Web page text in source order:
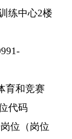
练中心2楼
育和竞赛
代码
位（岗位